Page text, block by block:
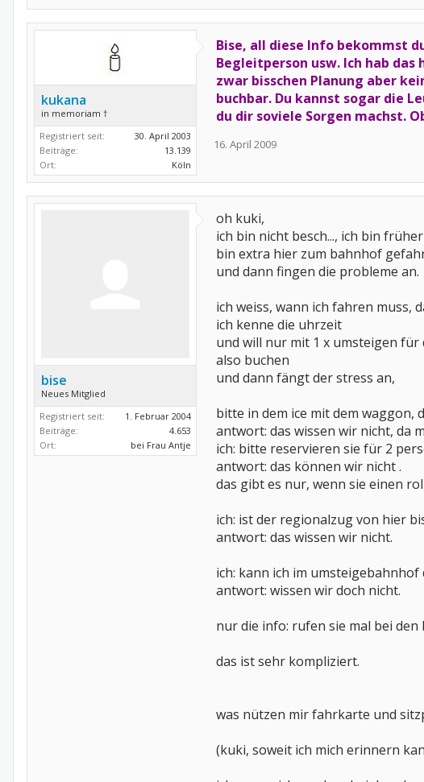
kukana
in memoriam †
Registriert seit:
30. April 2003
Beiträge:
13.139
Ort:
Köln
Bise, all diese Info bekommst
Begleitperson usw. Ich hab
zwar bisschen Planung aber
buchbar. Du kannst sogar die
du dir soviele Sorgen machst.
16. April 2009
bise
Neues Mitglied
Registriert seit:
1. Februar 2004
Beiträge:
4.653
Ort:
bei Frau Antje
oh kuki,
ich bin nicht besch..., ich bin
bin extra hier zum bahnhof
und dann fingen die probleme an.
ich weiss, wann ich fahren muss,
ich kenne die uhrzeit
und will nur mit 1 x umsteigen für
also buchen
und dann fängt der stress an,
bitte in dem ice mit dem
antwort: das wissen wir nicht, da
ich: bitte reservieren sie für 2
antwort: das können wir nicht .
das gibt es nur, wenn sie einen
ich: ist der regionalzug von hier
antwort: das wissen wir nicht.
ich: kann ich im umsteigebahnhof
antwort: wissen wir doch nicht.
nur die info: rufen sie mal bei
das ist sehr kompliziert.
was nützen mir fahrkarte und
(kuki, soweit ich mich erinnern